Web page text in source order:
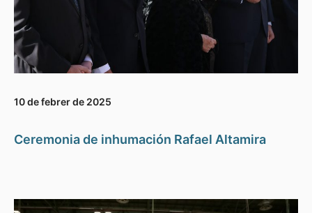
10 de febrer de 2025
Ceremonia de inhumación Rafael Altamira